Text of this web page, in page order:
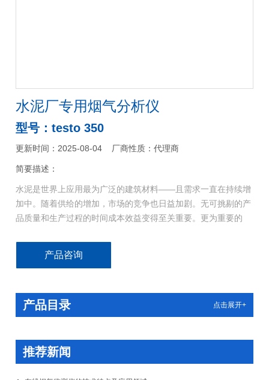
水泥厂专用烟气分析仪
型号：testo 350
更新时间：2025-08-04 厂商性质：代理商
简要描述：
水泥是世界上应用最为广泛的建筑材料——且需求一直在持续增
加中。随着供给的增加，市场的竞争也日益加剧。无可挑剔的产
品质量和生产过程的时间成本效益变得至关重要。更为重要的
进行测量分析是必要的。
监测和分析。
产品咨询
产品目录 点击展开+
推荐新闻